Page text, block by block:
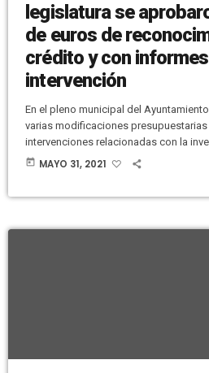
legislatura se
de euros de
crédito y con
intervención
En el pleno municipal del
varias modificaciones presupuestarias
intervenciones relacionadas con la
Fiscalía Anticorrupción, tras la
today MAYO 31, 2021